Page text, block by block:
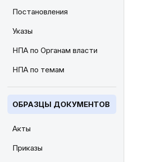
Постановления
Указы
НПА по Органам власти
НПА по темам
ОБРАЗЦЫ ДОКУМЕНТОВ
Акты
Приказы